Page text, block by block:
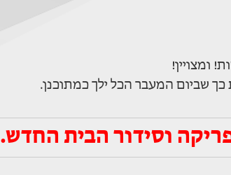
שביום המעבר הכל ילך כמתוכנן.
וסידור הבית החדש.